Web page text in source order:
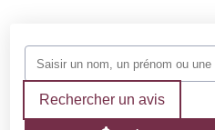
Rechercher un avis